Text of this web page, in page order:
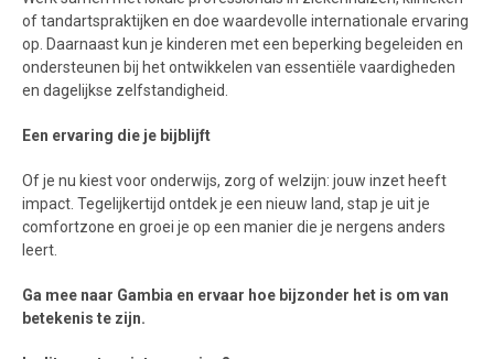
of tandartspraktijken en doe waardevolle internationale ervaring
op. Daarnaast kun je kinderen met een beperking begeleiden en
ondersteunen bij het ontwikkelen van essentiële vaardigheden
en dagelijkse zelfstandigheid.
Een ervaring die je bijblijft
Of je nu kiest voor onderwijs, zorg of welzijn: jouw inzet heeft
impact. Tegelijkertijd ontdek je een nieuw land, stap je uit je
comfortzone en groei je op een manier die je nergens anders
leert.
Ga mee naar Gambia en ervaar hoe bijzonder het is om van
betekenis te zijn.